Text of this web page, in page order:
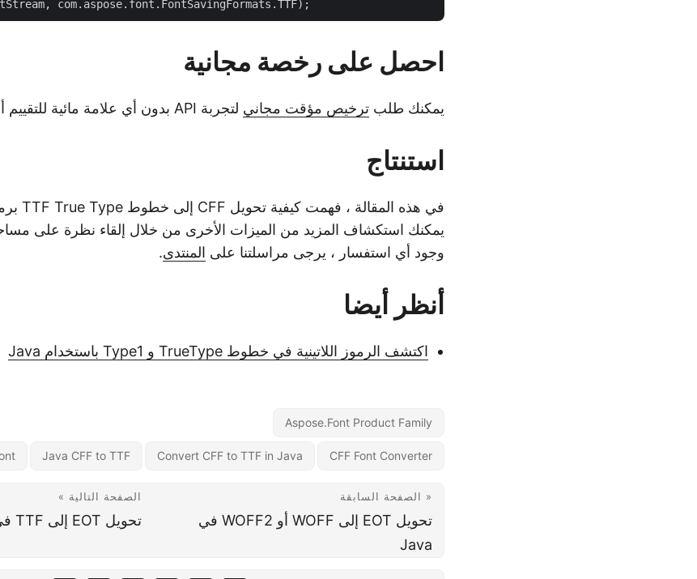
احصل على رخصة مجانية
يمكنك طلب ترخيص مؤقت مجاني لتجربة API بدون أي علامة مائية للتقييم أو قيود.
استنتاج
يمكنك استكشاف المزيد من الميزات الأخرى من خلال إلقاء نظرة على
وجود أي استفسار ، يرجى مراسلتنا على المنتدى.
أنظر أيضا
اكتشف الرموز اللاتينية في خطوط TrueType و Type1 باستخدام Java
Aspose.Font Product Family
CFF Font Converter
Convert CFF to TTF in Java
Java CFF to TTF
« الصفحة السابقة
تحويل EOT إلى WOFF أو WOFF2 في
Java
الصفحة التالية »
تحويل EOT إلى TTF في #C